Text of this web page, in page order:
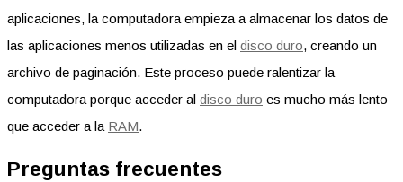
aplicaciones, la computadora empieza a almacenar los datos de
las aplicaciones menos utilizadas en el disco duro, creando un
archivo de paginación. Este proceso puede ralentizar la
computadora porque acceder al disco duro es mucho más lento
que acceder a la RAM.
Preguntas frecuentes